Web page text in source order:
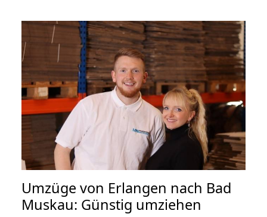
Umzüge von Erlangen nach Bad
Muskau: Günstig umziehen